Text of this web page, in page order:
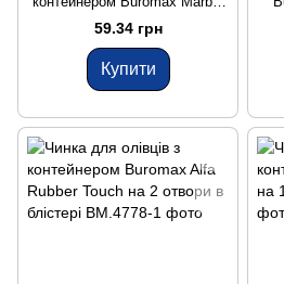
на 1 отвір асорті
59.34 грн
Купити